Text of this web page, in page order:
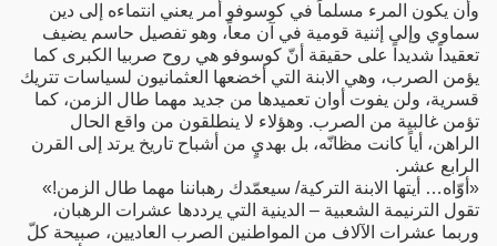
وأن يكون المرء مسلماً في كوسوفو أمر يعني انتماءه إلى دين
سماوي وإلى إثنية قومية في آن معاً، وهو تفصيل حاسم يضيف
تعقيداً شديداً على حقيقة أنّ كوسوفو هي روح صربيا الكبرى كما
يؤمن الصرب، وهي الابنة التي أخضعها العثمانيون لسياسات تتريك
قسرية، ولن يفوت أوان تعميدها من جديد مهما طال الزمن، كما
تؤمن غالبية من الصرب. وهؤلاء لا ينطلقون من واقع الحال
الراهن، أياً كانت مظانّه، بل بهديٍ من أشباح تاريخ يرتد إلى القرن
الرابع عشر.
«أوّاه… أيتها الابنة التركية/ سيعمّدك رهباننا مهما طال الزمن!»
تقول الترنيمة الشعبية – الدينية التي يرددها عشرات الرهبان،
وربما عشرات الآلاف من المواطنين الصرب العاديين، صبيحة كلّ